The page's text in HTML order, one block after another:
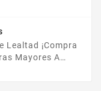
Lealtad ¡compra
Mayores A